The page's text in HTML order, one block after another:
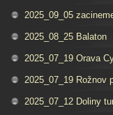
2025_09_05
2025_08_25 Balaton
2025_07_19 Orava
2025_07_19 Rožnov
2025_07_12 Doliny